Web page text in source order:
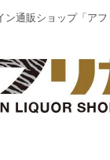
通販ショップ「アフ